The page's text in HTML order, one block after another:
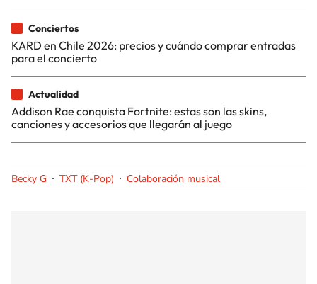
Conciertos
KARD en Chile 2026: precios y cuándo comprar entradas
para el concierto
Actualidad
Addison Rae conquista Fortnite: estas son las skins,
canciones y accesorios que llegarán al juego
Becky G TXT (K-Pop) Colaboración musical